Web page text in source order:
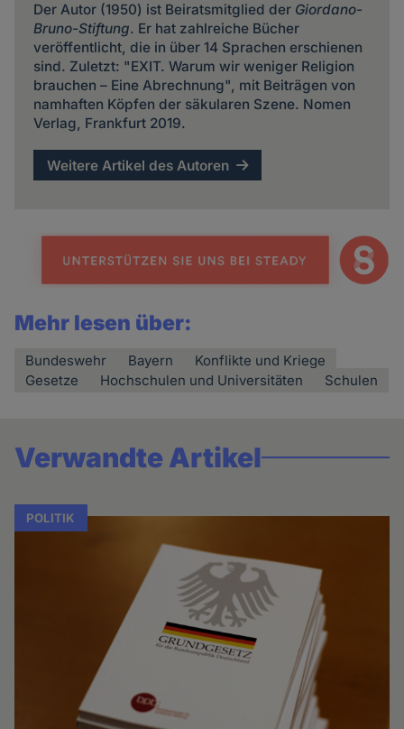
Der Autor (1950) ist Beiratsmitglied der Giordano-
Bruno-Stiftung. Er hat zahlreiche Bücher
veröffentlicht, die in über 14 Sprachen erschienen
sind. Zuletzt: "EXIT. Warum wir weniger Religion
brauchen – Eine Abrechnung", mit Beiträgen von
namhaften Köpfen der säkularen Szene. Nomen
Verlag, Frankfurt 2019.
Weitere Artikel des Autoren
Mehr lesen über:
Bundeswehr Bayern
Konflikte und Kriege
Gesetze
Hochschulen und Universitäten Schulen
Verwandte Artikel
POLITIK